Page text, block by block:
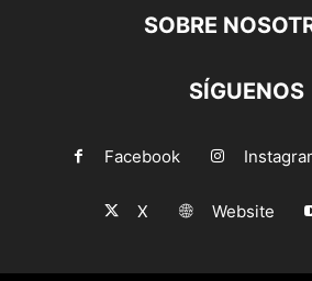
SOBRE
SÍGUENOS
Facebook
X Website